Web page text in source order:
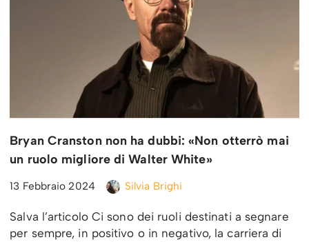
Bryan Cranston non ha dubbi: «Non otterrò mai
un ruolo migliore di Walter White»
13 Febbraio 2024 Silvia Brighi
Salva l’articolo Ci sono dei ruoli destinati a segnare
per sempre, in positivo o in negativo, la carriera di